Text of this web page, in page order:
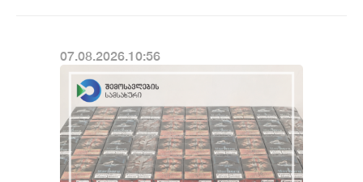
07.08.2026.10:56